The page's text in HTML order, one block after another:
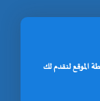
الموقع لنقدم لك